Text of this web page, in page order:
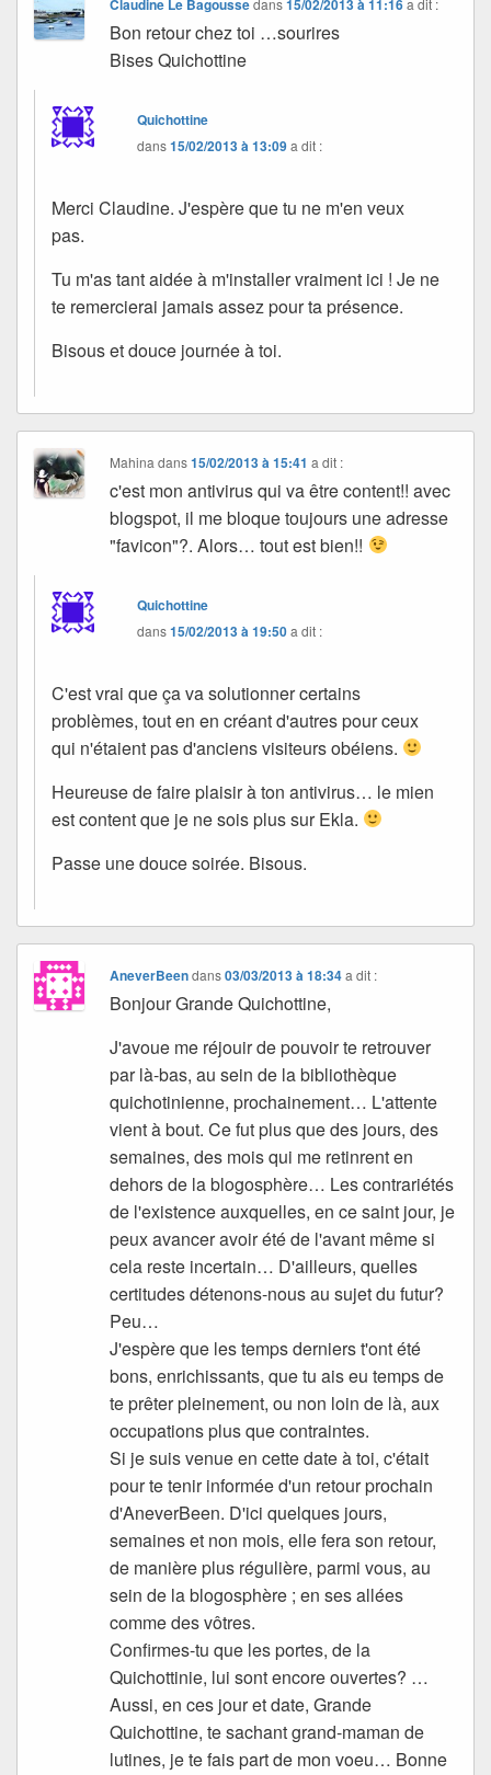
Bon retour chez toi …sourires
Bises Quichottine
Quichottine
dans15/02/2013 à 13:09a dit :
Merci Claudine. J'espère que tu ne m'en veux
pas.
Tu m'as tant aidée à m'installer vraiment ici ! Je ne
te remercierai jamais assez pour ta présence.
Bisous et douce journée à toi.
Mahina dans15/02/2013 à 15:41 a dit :
c'est mon antivirus qui va être content!! avec
blogspot, il me bloque toujours une adresse
"favicon"?. Alors… tout est bien!!
Quichottine
dans15/02/2013 à 19:50a dit :
C'est vrai que ça va solutionner certains
problèmes, tout en en créant d'autres pour ceux
qui n'étaient pas d'anciens visiteurs obéiens.
Heureuse de faire plaisir à ton antivirus… le mien
est content que je ne sois plus sur Ekla.
Passe une douce soirée. Bisous.
AneverBeendans03/03/2013 à 18:34 a dit :
Bonjour Grande Quichottine,
J'avoue me réjouir de pouvoir te retrouver
par là-bas, au sein de la bibliothèque
quichotinienne, prochainement… L'attente
vient à bout. Ce fut plus que des jours, des
semaines, des mois qui me retinrent en
dehors de la blogosphère… Les contrariétés
de l'existence auxquelles, en ce saint jour, je
peux avancer avoir été de l'avant même si
cela reste incertain… D'ailleurs, quelles
certitudes détenons-nous au sujet du futur?
Peu…
J'espère que les temps derniers t'ont été
bons, enrichissants, que tu ais eu temps de
te prêter pleinement, ou non loin de là, aux
occupations plus que contraintes.
Si je suis venue en cette date à toi, c'était
pour te tenir informée d'un retour prochain
d'AneverBeen. D'ici quelques jours,
semaines et non mois, elle fera son retour,
de manière plus régulière, parmi vous, au
sein de la blogosphère ; en ses allées
comme des vôtres.
Confirmes-tu que les portes, de la
Quichottinie, lui sont encore ouvertes? …
Aussi, en ces jour et date, Grande
Quichottine, te sachant grand-maman de
lutines, je te fais part de mon voeu… Bonne